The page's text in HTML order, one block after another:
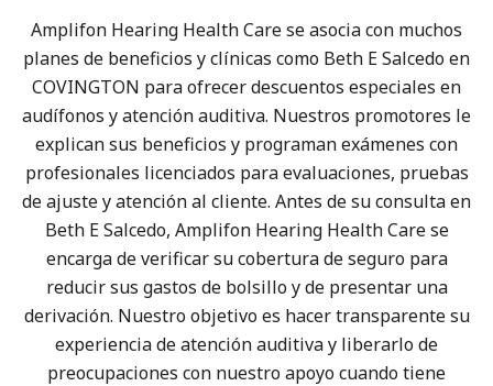
Amplifon Hearing Health Care se asocia con muchos
planes de beneficios y clínicas como Beth E Salcedo en
COVINGTON para ofrecer descuentos especiales en
audífonos y atención auditiva. Nuestros promotores le
explican sus beneficios y programan exámenes con
profesionales licenciados para evaluaciones, pruebas
de ajuste y atención al cliente. Antes de su consulta en
Beth E Salcedo, Amplifon Hearing Health Care se
encarga de verificar su cobertura de seguro para
reducir sus gastos de bolsillo y de presentar una
derivación. Nuestro objetivo es hacer transparente su
experiencia de atención auditiva y liberarlo de
preocupaciones con nuestro apoyo cuando tiene